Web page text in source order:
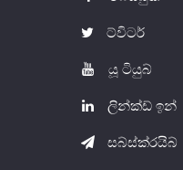
නෝට්ටු හා කාසි
නෝට්ටු හා කාසි
ට්විටර්
යූ ටියුබ්
ලින්ක්ඩ් ඉන්
සබ්ස්ක්රයිබ්